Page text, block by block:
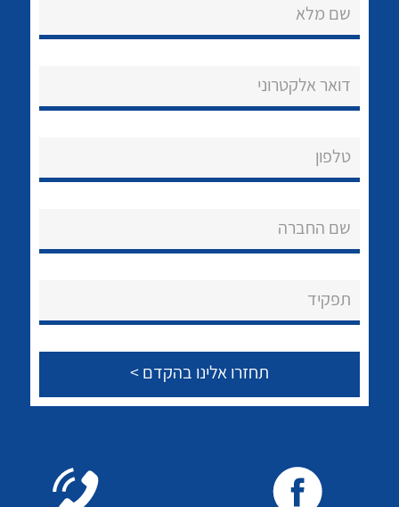
הצוות שלנו
לכל מוצרי היצרן
שם מלא
דואר אלקטרוני
טלפון
שם החברה
תפקיד